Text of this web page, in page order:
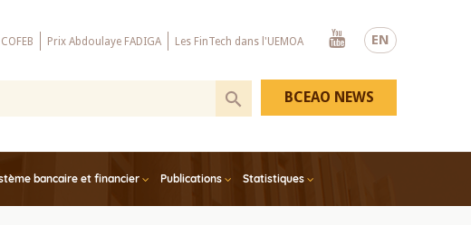
EN
COFEB Prix Abdoulaye FADIGA Les FinTech dans l'UEMOA
Youtube
bancaire et financier Publications Statistiques
BCEAO NEWS